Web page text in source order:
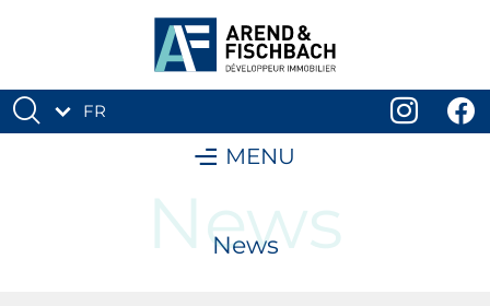
FR
MENU
News
News